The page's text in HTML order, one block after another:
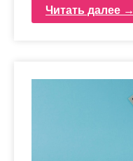
Читать далее →